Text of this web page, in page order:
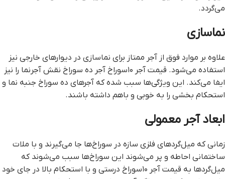
می‌گردد.
نماسازی
علاوه بر موارد فوق از آجر ممتاز برای نماسازی در دیوارهای خارجی نیز
استفاده می‌شود. قیمت آجر ۱۰سوراخ آجر ده سوراخ نقش آجرنما را نیز
ایفا می‌کند. این ویژگی‌ها سبب شده که آجرهای ده سوراخ جنبه نما و
استحکام بخشی را به خوبی و باهم داشته باشند.
ابعاد آجر معمولی
زمانی که میل‌گردهای فلزی سازه در سوراخ‌ها جا می‌گیرند و با ملات
ساختمانی احاطه و پر می‌شوند این سوراخ‌ها سبب می‌شوند که
میل‌گردها به قیمت آجر ۱۰سوراخ درستی و با استحکام بالا در جای خود